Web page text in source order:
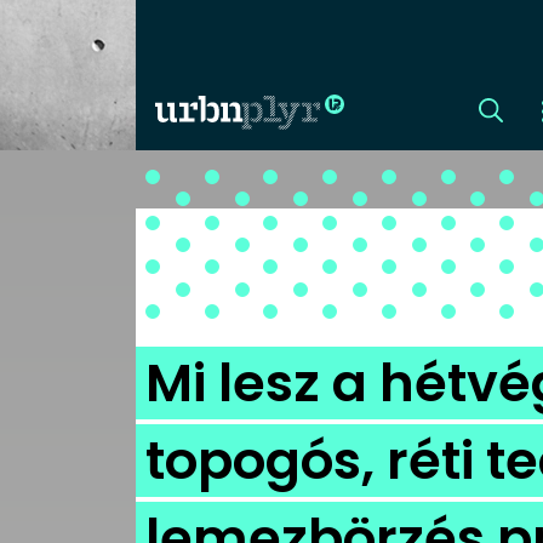
CÍMLAP
DIZÁJN
DIVAT
HIP
KULT
Mi lesz a
topogós, réti